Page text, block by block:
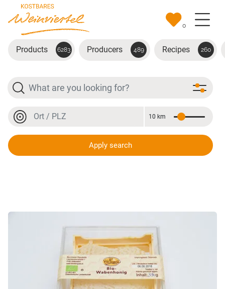
Skip to main content
0
Products 6283 Producers 489 Recipes 260
Search
Location or postal code
Distance
10 km
Apply search
Bio-Wabenhonig